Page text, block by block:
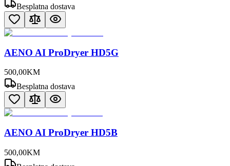
Besplatna dostava
AENO AI ProDryer HD5G
500,00KM
Besplatna dostava
AENO AI ProDryer HD5B
500,00KM